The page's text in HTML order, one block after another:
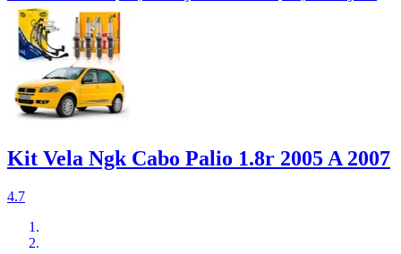
Kit Vela Ngk Cabo Palio 1.8r 2005 A 2007
4.7